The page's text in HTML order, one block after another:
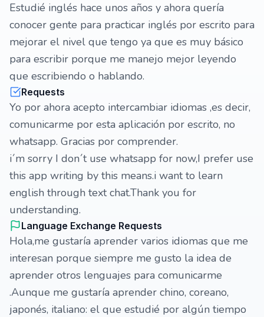
Estudié inglés hace unos años y ahora quería
conocer gente para practicar inglés por escrito para
mejorar el nivel que tengo ya que es muy básico
para escribir porque me manejo mejor leyendo
que escribiendo o hablando.
Requests
Yo por ahora acepto intercambiar idiomas ,es decir,
comunicarme por esta aplicación por escrito, no
whatsapp. Gracias por comprender.
i´m sorry I don´t use whatsapp for now,I prefer use
this app writing by this means.i want to learn
english through text chat.Thank you for
understanding.
Language Exchange Requests
Hola,me gustaría aprender varios idiomas que me
interesan porque siempre me gusto la idea de
aprender otros lenguajes para comunicarme
.Aunque me gustaría aprender chino, coreano,
japonés, italiano: el que estudié por algún tiempo